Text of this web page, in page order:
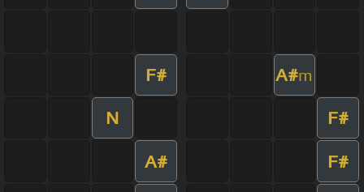
F# A#m
N F#
A# F#